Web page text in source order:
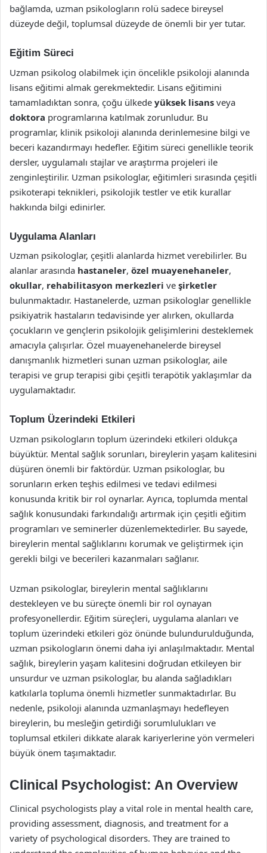
bağlamda, uzman psikologların rolü sadece bireysel
düzeyde değil, toplumsal düzeyde de önemli bir yer tutar.
Eğitim Süreci
Uzman psikolog olabilmek için öncelikle psikoloji alanında
lisans eğitimi almak gerekmektedir. Lisans eğitimini
tamamladıktan sonra, çoğu ülkede yüksek lisans veya
doktora programlarına katılmak zorunludur. Bu
programlar, klinik psikoloji alanında derinlemesine bilgi ve
beceri kazandırmayı hedefler. Eğitim süreci genellikle teorik
dersler, uygulamalı stajlar ve araştırma projeleri ile
zenginleştirilir. Uzman psikologlar, eğitimleri sırasında çeşitli
psikoterapi teknikleri, psikolojik testler ve etik kurallar
hakkında bilgi edinirler.
Uygulama Alanları
Uzman psikologlar, çeşitli alanlarda hizmet verebilirler. Bu
alanlar arasında hastaneler, özel muayenehaneler,
okullar, rehabilitasyon merkezleri ve şirketler
bulunmaktadır. Hastanelerde, uzman psikologlar genellikle
psikiyatrik hastaların tedavisinde yer alırken, okullarda
çocukların ve gençlerin psikolojik gelişimlerini desteklemek
amacıyla çalışırlar. Özel muayenehanelerde bireysel
danışmanlık hizmetleri sunan uzman psikologlar, aile
terapisi ve grup terapisi gibi çeşitli terapötik yaklaşımlar da
uygulamaktadır.
Toplum Üzerindeki Etkileri
Uzman psikologların toplum üzerindeki etkileri oldukça
büyüktür. Mental sağlık sorunları, bireylerin yaşam kalitesini
düşüren önemli bir faktördür. Uzman psikologlar, bu
sorunların erken teşhis edilmesi ve tedavi edilmesi
konusunda kritik bir rol oynarlar. Ayrıca, toplumda mental
sağlık konusundaki farkındalığı artırmak için çeşitli eğitim
programları ve seminerler düzenlemektedirler. Bu sayede,
bireylerin mental sağlıklarını korumak ve geliştirmek için
gerekli bilgi ve becerileri kazanmaları sağlanır.
Uzman psikologlar, bireylerin mental sağlıklarını
destekleyen ve bu süreçte önemli bir rol oynayan
profesyonellerdir. Eğitim süreçleri, uygulama alanları ve
toplum üzerindeki etkileri göz önünde bulundurulduğunda,
uzman psikologların önemi daha iyi anlaşılmaktadır. Mental
sağlık, bireylerin yaşam kalitesini doğrudan etkileyen bir
unsurdur ve uzman psikologlar, bu alanda sağladıkları
katkılarla topluma önemli hizmetler sunmaktadırlar. Bu
nedenle, psikoloji alanında uzmanlaşmayı hedefleyen
bireylerin, bu mesleğin getirdiği sorumlulukları ve
toplumsal etkileri dikkate alarak kariyerlerine yön vermeleri
büyük önem taşımaktadır.
Clinical Psychologist: An Overview
Clinical psychologists play a vital role in mental health care,
providing assessment, diagnosis, and treatment for a
variety of psychological disorders. They are trained to